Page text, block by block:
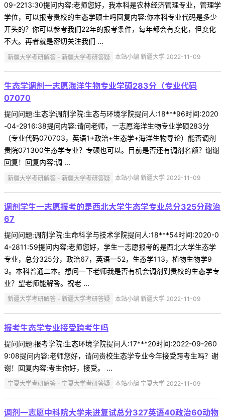
09-2213:30提问内容:老师您好，我本科是农林经济管理专业，管理学
学位，可以报考贵校的生态学硕士吗回复内容:你本科专业代码是多少
开头的？你可以参考我们22年的报考条件，每年都会有变化，但变化
不大。再者就是密切关注我们 ...
新疆大学考研解答 - 新疆大学考研答疑 本站小编 新疆大学 2022-11-09
生态学调剂一志愿海洋生物专业学硕283分（专业代码
07070
提问问题:生态学调剂学院:生态与环境学院提问人:18***96时间:2020
-04-2916:38提问内容:请问老师，一志愿海洋生物专业学硕283分
（专业代码070703，英语1+政治+生态学+海洋生物导论）能否调剂
贵院071300生态学专业？专硕也可以。目前是否还有调剂名额？谢谢
回复！回复内容:调 ...
新疆大学考研解答 - 新疆大学考研答疑 本站小编 新疆大学 2022-11-09
调剂学生一志愿报考的是西北大学生态学专业总分325分政治
67
提问问题:调剂学院:生命科学与技术学院提问人:18***54时间:2020-0
4-2811:59提问内容:老师您好，学生一志愿报考的是西北大学生态学
专业，总分325分，政治67，英语一52，生态学113，植物生物学9
3。本科普通二本。想问一下老师我是否有机会调剂到贵校的生态学专
业？望老师能解答。祝老 ...
新疆大学考研解答 - 新疆大学考研答疑 本站小编 新疆大学 2022-11-09
报考生态学专业接受跨考生吗
提问问题:报考学院:生态环境学院提问人:17***20时间:2022-09-260
9:08提问内容:老师您好，请问贵校生态学专业今年接受跨考生吗？谢
谢！回复内容:考生你好，接受。 ...
宁夏大学考研解答 - 宁夏大学考研答疑 本站小编 宁夏大学 2022-11-09
调剂一志愿中科院大学未进复试总分327英语40政治60动物